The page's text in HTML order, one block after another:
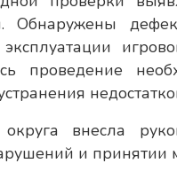
Обнаружены
эксплуатации
проведение
округа внесла
и принятии